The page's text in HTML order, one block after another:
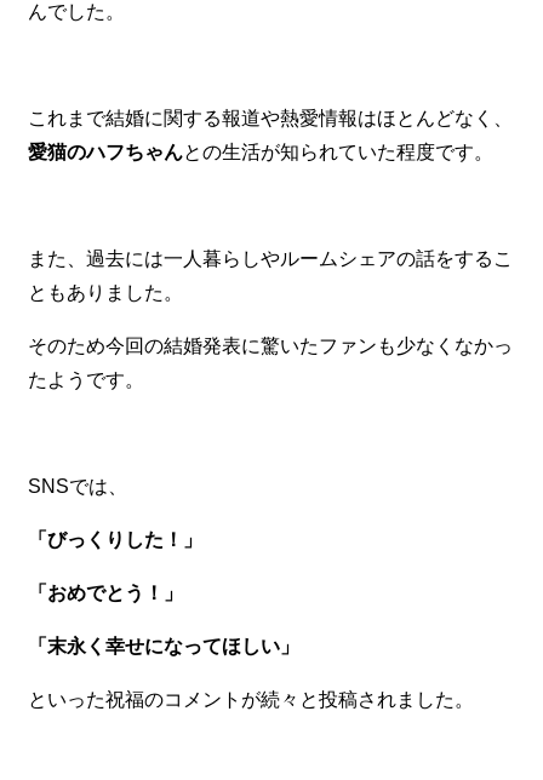
んでした。
これまで結婚に関する報道や熱愛情報はほとんどなく、
愛猫のハフちゃんとの生活が知られていた程度です。
また、過去には一人暮らしやルームシェアの話をするこ
ともありました。
そのため今回の結婚発表に驚いたファンも少なくなかっ
たようです。
SNSでは、
「びっくりした！」
「おめでとう！」
「末永く幸せになってほしい」
といった祝福のコメントが続々と投稿されました。